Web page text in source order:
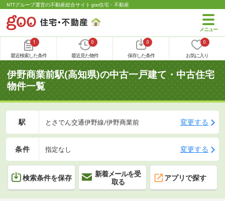
NTTグループ運営の不動産総合サイト goo住宅・不動産
1
最近検索した条件
0
最近見た物件
0
保存した条件
0
お気に入り
伊野商業前駅(高知県)の中古一戸建て・中古住宅
物件一覧
駅 とさでん交通伊野線/伊野商業前 変更する
条件 指定なし 変更する
検索条件を保存
新着メールを受
取る
アプリで探す